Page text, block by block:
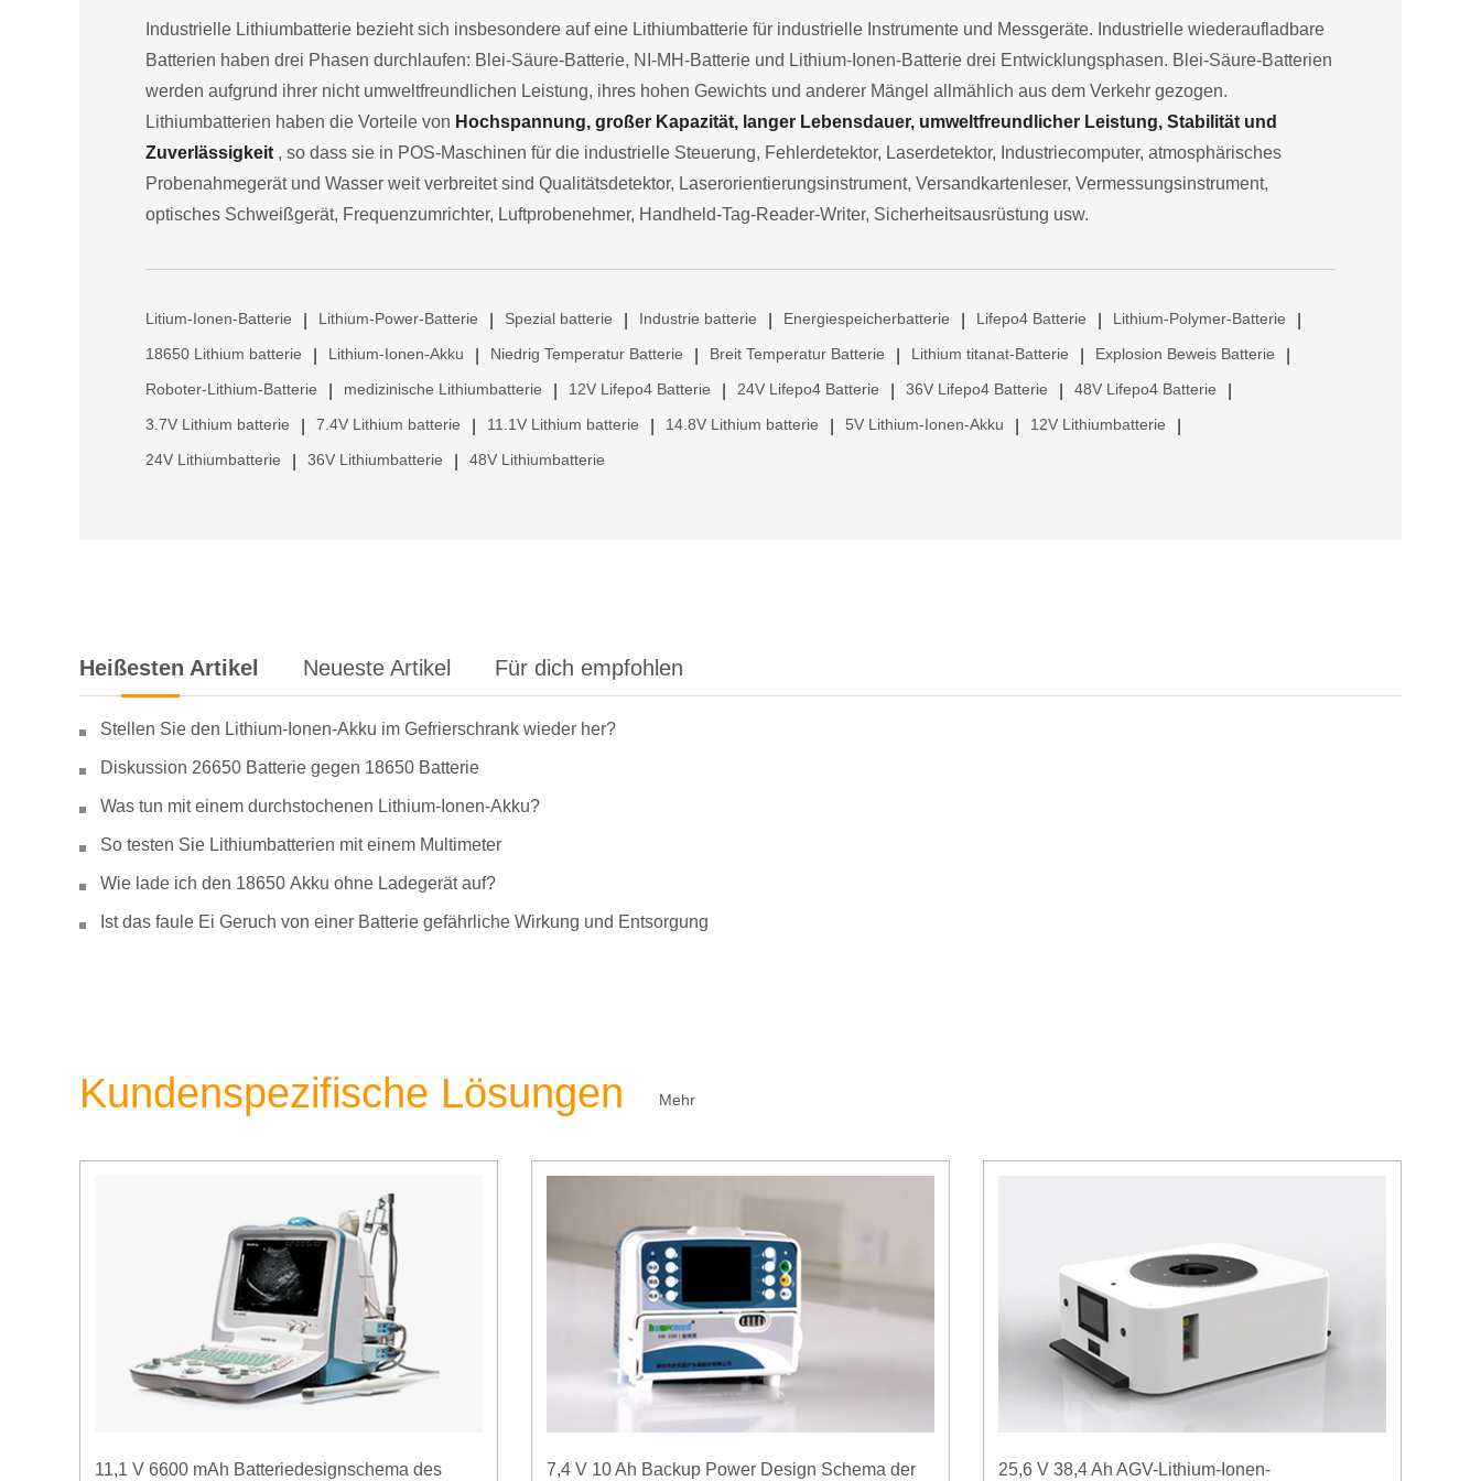
Industrielle Lithiumbatterie bezieht sich insbesondere auf eine Lithiumbatterie für industrielle Instrumente und Messgeräte. Industrielle wiederaufladbare
Batterien haben drei Phasen durchlaufen: Blei-Säure-Batterie, NI-MH-Batterie und Lithium-Ionen-Batterie drei Entwicklungsphasen. Blei-Säure-Batterien
werden aufgrund ihrer nicht umweltfreundlichen Leistung, ihres hohen Gewichts und anderer Mängel allmählich aus dem Verkehr gezogen.
Lithiumbatterien haben die Vorteile von Hochspannung, großer Kapazität, langer Lebensdauer, umweltfreundlicher Leistung, Stabilität und
Zuverlässigkeit , so dass sie in POS-Maschinen für die industrielle Steuerung, Fehlerdetektor, Laserdetektor, Industriecomputer, atmosphärisches
Probenahmegerät und Wasser weit verbreitet sind Qualitätsdetektor, Laserorientierungsinstrument, Versandkartenleser, Vermessungsinstrument,
optisches Schweißgerät, Frequenzumrichter, Luftprobenehmer, Handheld-Tag-Reader-Writer, Sicherheitsausrüstung usw.
Litium-Ionen-Batterie Lithium-Power-Batterie Spezial batterie Industrie batterie Energiespeicherbatterie Lifepo4 Batterie Lithium-Polymer-Batterie
18650 Lithium batterie Lithium-Ionen-Akku Niedrig Temperatur Batterie Breit Temperatur Batterie Lithium titanat-Batterie Explosion Beweis Batterie
Roboter-Lithium-Batterie medizinische Lithiumbatterie 12V Lifepo4 Batterie 24V Lifepo4 Batterie 36V Lifepo4 Batterie 48V Lifepo4 Batterie
3.7V Lithium batterie 7.4V Lithium batterie 11.1V Lithium batterie 14.8V Lithium batterie 5V Lithium-Ionen-Akku 12V Lithiumbatterie
24V Lithiumbatterie 36V Lithiumbatterie 48V Lithiumbatterie
Heißesten Artikel Neueste Artikel Für dich empfohlen
Stellen Sie den Lithium-Ionen-Akku im Gefrierschrank wieder her?
Diskussion 26650 Batterie gegen 18650 Batterie
Was tun mit einem durchstochenen Lithium-Ionen-Akku?
So testen Sie Lithiumbatterien mit einem Multimeter
Wie lade ich den 18650 Akku ohne Ladegerät auf?
Ist das faule Ei Geruch von einer Batterie gefährliche Wirkung und Entsorgung
Kundenspezifische Lösungen Mehr
11,1 V 6600 mAh Batteriedesignschema des 7,4 V 10 Ah Backup Power Design Schema der 25,6 V 38,4 Ah AGV-Lithium-Ionen-